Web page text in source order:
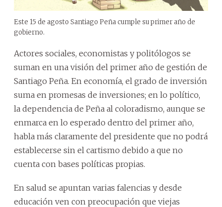
Este 15 de agosto Santiago Peña cumple su primer año de
gobierno.
Actores sociales, economistas y politólogos se
suman en una visión del primer año de gestión de
Santiago Peña. En economía, el grado de inversión
suma en promesas de inversiones; en lo político,
la dependencia de Peña al coloradismo, aunque se
enmarca en lo esperado dentro del primer año,
habla más claramente del presidente que no podrá
establecerse sin el cartismo debido a que no
cuenta con bases políticas propias.
En salud se apuntan varias falencias y desde
educación ven con preocupación que viejas